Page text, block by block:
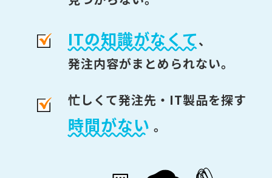
ITの知識がなくて、
発注内容がまとめられない。
忙しくて発注先・IT製品を探す
時間がない 。